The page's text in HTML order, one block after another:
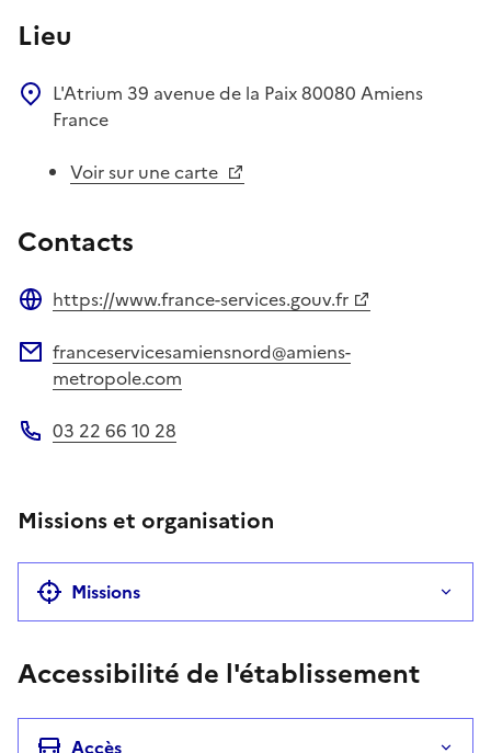
Lieu
L'Atrium 39 avenue de la Paix80080 Amiens
France
Voir sur une carte
Contacts
https://www.france-services.gouv.fr
Adresse électronique
franceservicesamiensnord@amiens-
metropole.com
03 22 66 10 28
Missions et organisation
Missions
Accessibilité de l'établissement
Accès